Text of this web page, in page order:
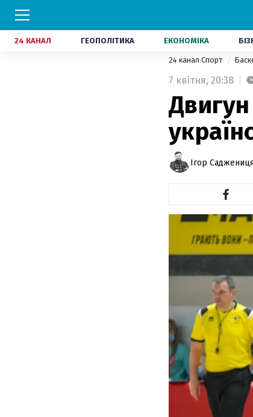
24 КАНАЛ ГЕОПОЛІТИКА ЕКОНОМІКА
24 канал Спорт
7 квітня, 20:38
Двигун
Ігор